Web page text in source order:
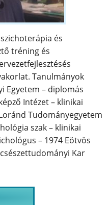
és
tréning és
Tanulmányok
Egyetem – diplomás
Intézet – klinikai
Tudományegyetem
szak – klinikai
– 1974 Eötvös
Kar